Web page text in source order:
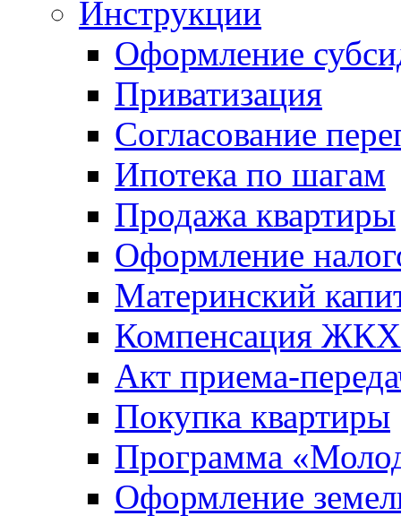
Инструкции
Оформление
Приватизация
Согласование
Ипотека по шагам
Продажа квартиры
Оформление
Материнский
Компенсация ЖКХ
Акт приема-
Покупка квартиры
Программа
Оформление